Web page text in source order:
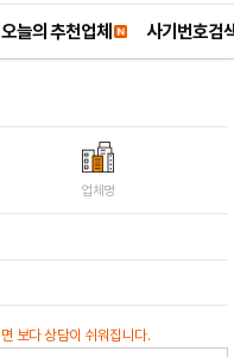
오늘의 추천업체 사기번호검
업체명
보다 상담이 쉬워집니다.